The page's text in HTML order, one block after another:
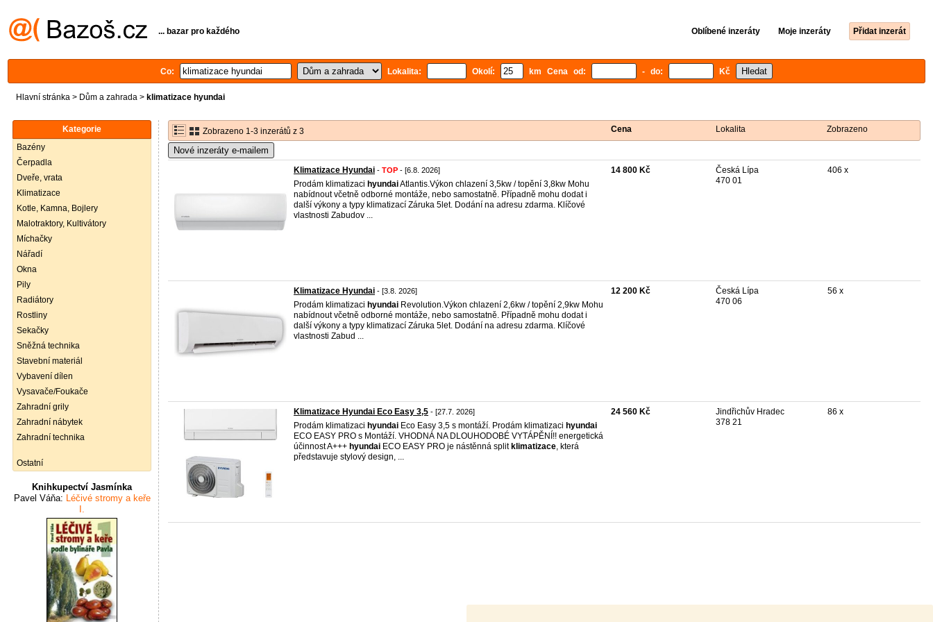
... bazar pro každého Oblíbené inzeráty Moje inzeráty Přidat inzerát
Co: Lokalita: Okolí: km Cena od: - do: Kč
Hlavní stránka > Dům a zahrada > klimatizace hyundai
Kategorie
Bazény
Čerpadla
Dveře, vrata
Klimatizace
Kotle, Kamna, Bojlery
Malotraktory, Kultivátory
Míchačky
Nářadí
Okna
Pily
Radiátory
Rostliny
Sekačky
Sněžná technika
Stavební materiál
Vybavení dílen
Vysavače/Foukače
Zahradní grily
Zahradní nábytek
Zahradní technika
Ostatní
Knihkupectví Jasmínka
Pavel Váňa: Léčivé stromy a keře
I.
Zobrazeno 1-3 inzerátů z 3 Cena Lokalita Zobrazeno
Nové inzeráty e-mailem
Klimatizace Hyundai - TOP - [6.8. 2026]
Prodám klimatizaci hyundaiAtlantis.Výkon chlazení 3,5kw / topění 3,8kw Mohu
nabídnout včetně odborné montáže, nebo samostatně. Případně mohu dodat i
další výkony a typy klimatizací Záruka 5let. Dodání na adresu zdarma. Klíčové
vlastnosti Zabudov ...
14 800 Kč
Česká Lípa
470 01
406 x
Klimatizace Hyundai - [3.8. 2026]
Prodám klimatizaci hyundai Revolution.Výkon chlazení 2,6kw / topění 2,9kw Mohu
nabídnout včetně odborné montáže, nebo samostatně. Případně mohu dodat i
další výkony a typy klimatizací Záruka 5let. Dodání na adresu zdarma. Klíčové
vlastnosti Zabud ...
12 200 Kč
Česká Lípa
470 06
56 x
Klimatizace Hyundai Eco Easy 3,5 - [27.7. 2026]
Prodám klimatizaci hyundai Eco Easy 3,5 s montáží. Prodám klimatizaci hyundai
ECO EASY PRO s Montáží. VHODNÁ NA DLOUHODOBÉ VYTÁPĚNÍ!! energetická
účinnost A+++ hyundai ECO EASY PRO je nástěnná split klimatizace, která
představuje stylový design, ...
24 560 Kč
Jindřichův Hradec
378 21
86 x